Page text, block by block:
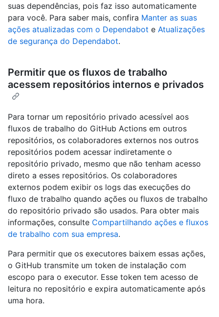
suas dependências, pois faz isso automaticamente
para você. Para saber mais, confira Manter as suas
ações atualizadas com o Dependabot e Atualizações
de segurança do Dependabot.
Permitir que os fluxos de trabalho
acessem repositórios internos e privados
Para tornar um repositório privado acessível aos
fluxos de trabalho do GitHub Actions em outros
repositórios, os colaboradores externos nos outros
repositórios podem acessar indiretamente o
repositório privado, mesmo que não tenham acesso
direto a esses repositórios. Os colaboradores
externos podem exibir os logs das execuções do
fluxo de trabalho quando ações ou fluxos de trabalho
do repositório privado são usados. Para obter mais
informações, consulte Compartilhando ações e fluxos
de trabalho com sua empresa.
Para permitir que os executores baixem essas ações,
o GitHub transmite um token de instalação com
escopo para o executor. Esse token tem acesso de
leitura no repositório e expira automaticamente após
uma hora.